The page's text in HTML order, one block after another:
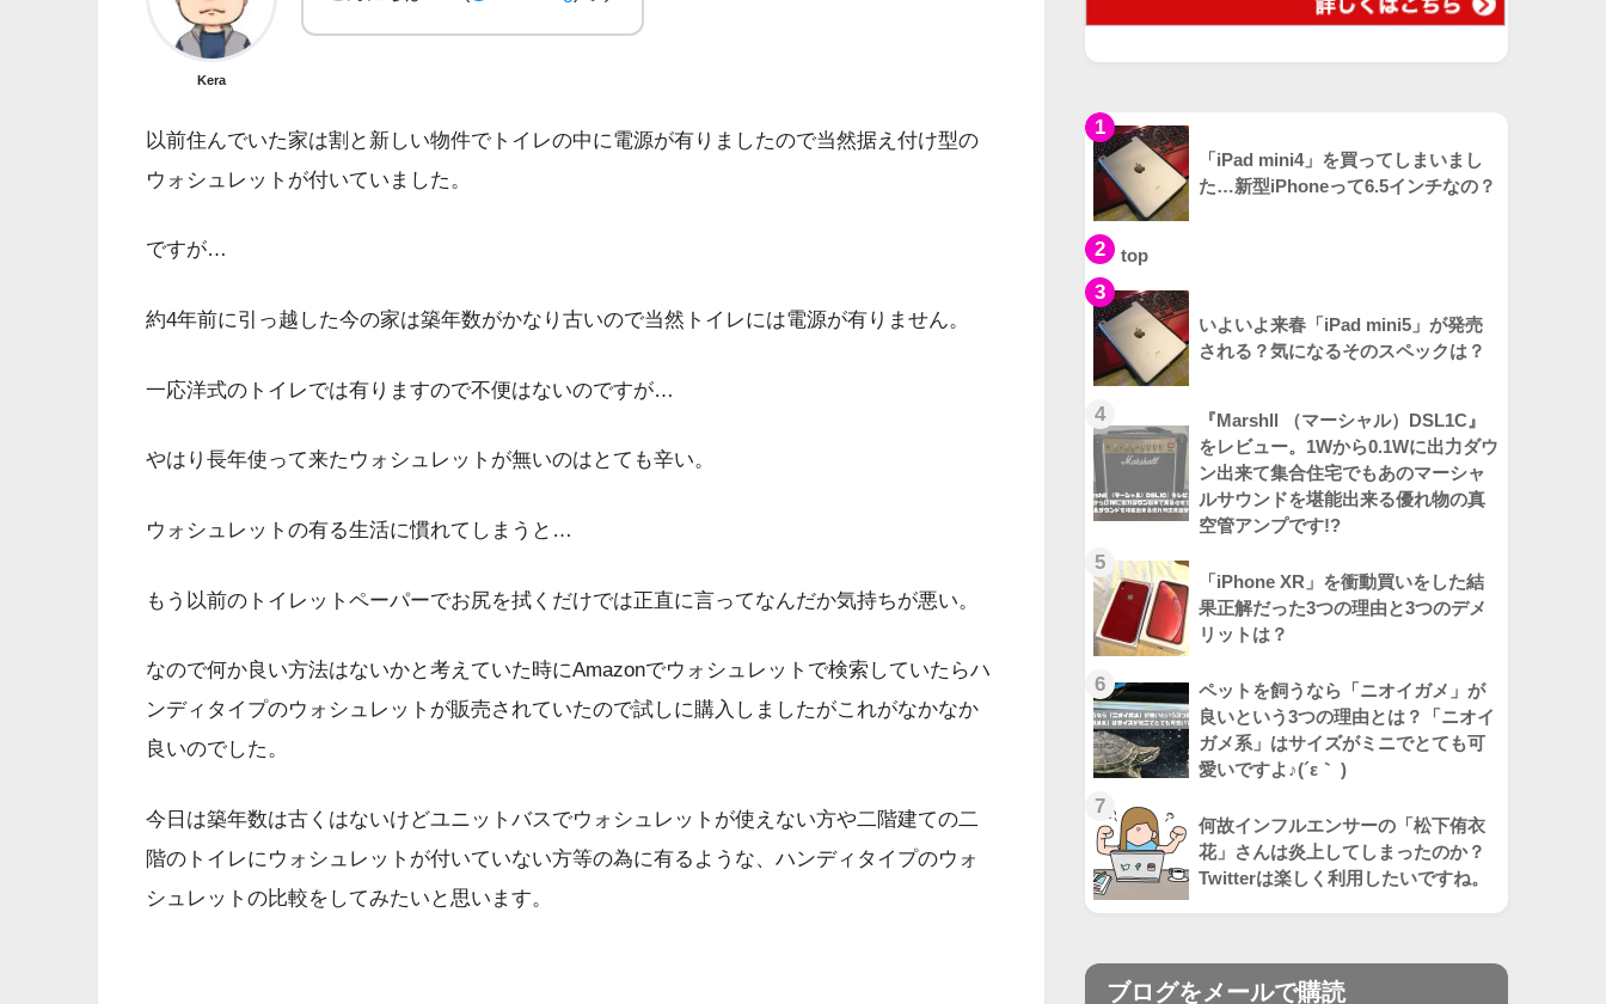
Kera
以前住んでいた家は割と新しい物件でトイレの中に電源が有りましたので当然据え付け型の
ウォシュレットが付いていました。
ですが…
約4年前に引っ越した今の家は築年数がかなり古いので当然トイレには電源が有りません。
一応洋式のトイレでは有りますので不便はないのですが…
やはり長年使って来たウォシュレットが無いのはとても辛い。
ウォシュレットの有る生活に慣れてしまうと…
もう以前のトイレットペーパーでお尻を拭くだけでは正直に言ってなんだか気持ちが悪い。
なので何か良い方法はないかと考えていた時にAmazonでウォシュレットで検索していたらハ
ンディタイプのウォシュレットが販売されていたので試しに購入しましたがこれがなかなか
良いのでした。
今日は築年数は古くはないけどユニットバスでウォシュレットが使えない方や二階建ての二
階のトイレにウォシュレットが付いていない方等の為に有るような、ハンディタイプのウォ
シュレットの比較をしてみたいと思います。
1
「iPad mini4」を買ってしまいまし
た…新型iPhoneって6.5インチなの？
2 top
3
いよいよ来春「iPad mini5」が発売
される？気になるそのスペックは？
4
『Marshll （マーシャル）DSL1C』
をレビュー。1Wから0.1Wに出力ダウ
ン出来て集合住宅でもあのマーシャ
ルサウンドを堪能出来る優れ物の真
空管アンプです!?
5
「iPhone XR」を衝動買いをした結
果正解だった3つの理由と3つのデメ
リットは？
6
ペットを飼うなら「ニオイガメ」が
良いという3つの理由とは？「ニオイ
ガメ系」はサイズがミニでとても可
愛いですよ♪(´ε｀ )
7
何故インフルエンサーの「松下侑衣
花」さんは炎上してしまったのか？
Twitterは楽しく利用したいですね。
ブログをメールで購読